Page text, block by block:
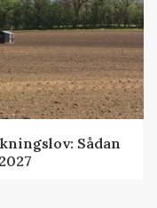
Sådan